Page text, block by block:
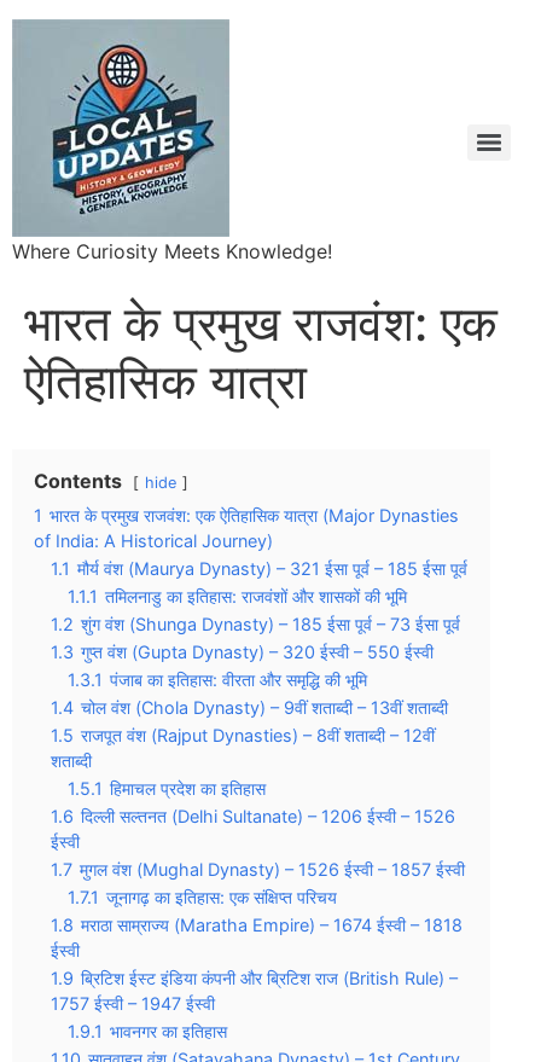
Where Curiosity Meets Knowledge!
भारत के प्रमुख राजवंश: एक
ऐतिहासिक यात्रा
Contents hide
1 भारत के प्रमुख राजवंश: एक ऐतिहासिक यात्रा (Major Dynasties
of India: A Historical Journey)
1.1 मौर्य वंश (Maurya Dynasty) – 321 ईसा पूर्व – 185 ईसा पूर्व
1.1.1 तमिलनाडु का इतिहास: राजवंशों और शासकों की भूमि
1.2 शुंग वंश (Shunga Dynasty) – 185 ईसा पूर्व – 73 ईसा पूर्व
1.3 गुप्त वंश (Gupta Dynasty) – 320 ईस्वी – 550 ईस्वी
1.3.1 पंजाब का इतिहास: वीरता और समृद्धि की भूमि
1.4 चोल वंश (Chola Dynasty) – 9वीं शताब्दी – 13वीं शताब्दी
1.5 राजपूत वंश (Rajput Dynasties) – 8वीं शताब्दी – 12वीं
शताब्दी
1.5.1 हिमाचल प्रदेश का इतिहास
1.6 दिल्ली सल्तनत (Delhi Sultanate) – 1206 ईस्वी – 1526
ईस्वी
1.7 मुगल वंश (Mughal Dynasty) – 1526 ईस्वी – 1857 ईस्वी
1.7.1 जूनागढ़ का इतिहास: एक संक्षिप्त परिचय
1.8 मराठा साम्राज्य (Maratha Empire) – 1674 ईस्वी – 1818
ईस्वी
1.9 ब्रिटिश ईस्ट इंडिया कंपनी और ब्रिटिश राज (British Rule) –
1757 ईस्वी – 1947 ईस्वी
1.9.1 भावनगर का इतिहास